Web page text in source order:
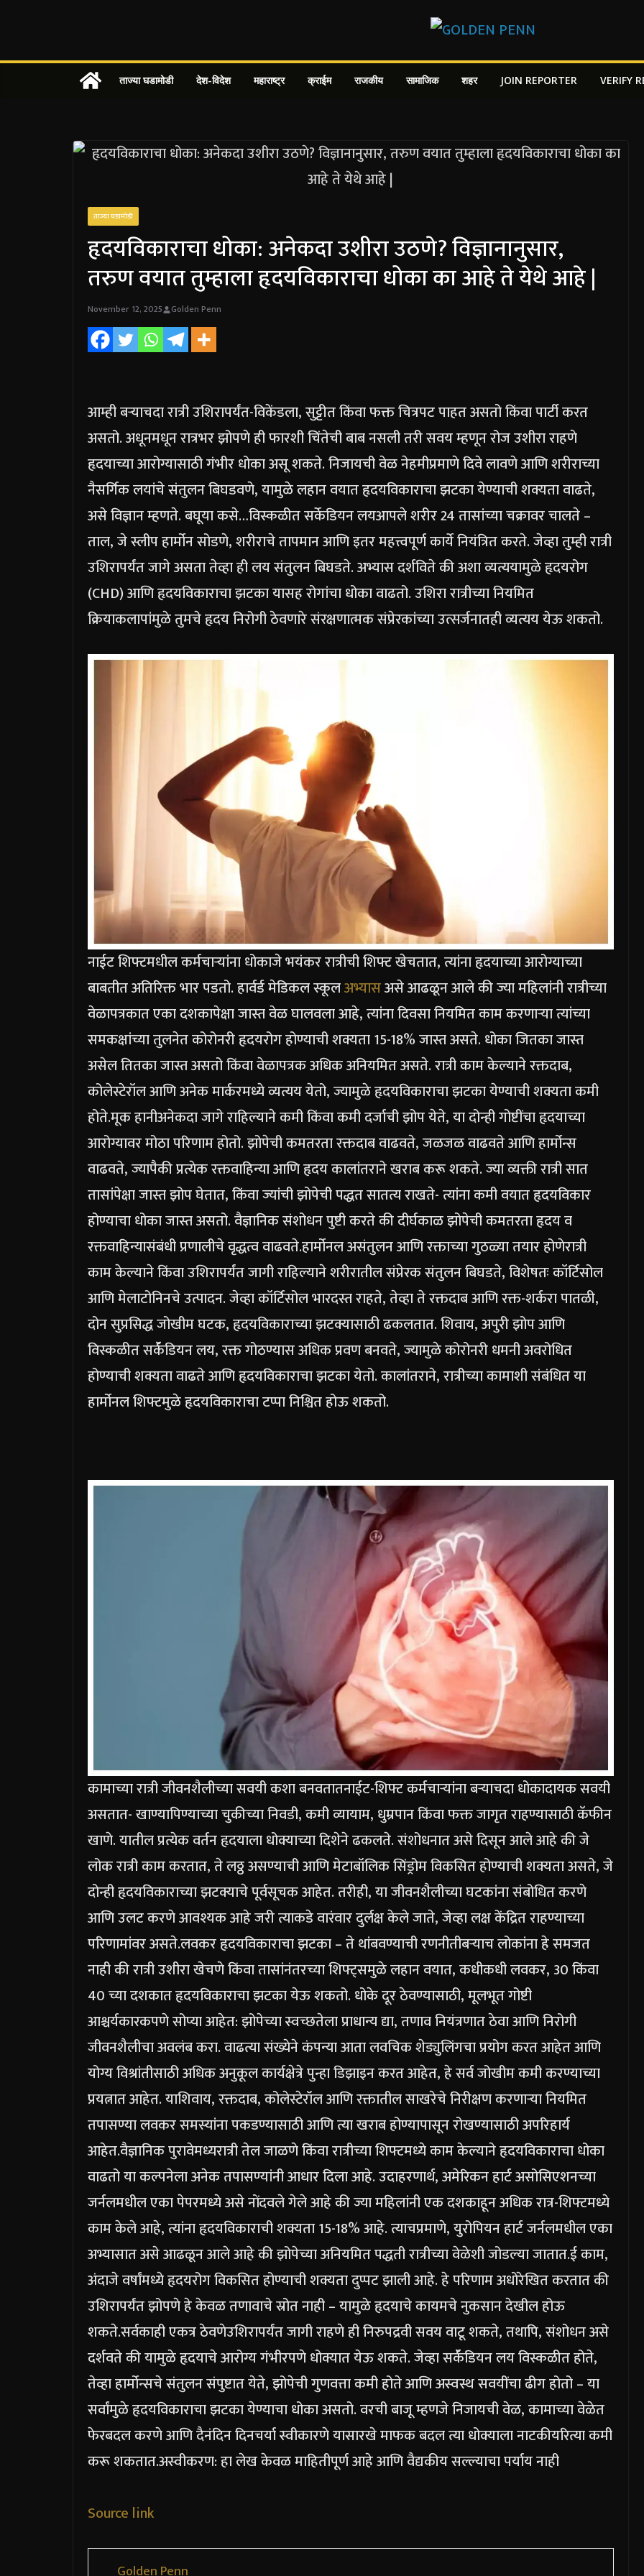
content
ताज्या घडामोडी देश-विदेश महाराष्ट्र क्राईम राजकीय सामाजिक शहर JOIN REPORTER VERIFY
ताज्या घडामोडी
हृदयविकाराचा धोका: अनेकदा उशीरा उठणे? विज्ञानानुसार,
तरुण वयात तुम्हाला हृदयविकाराचा धोका का आहे ते येथे आहे |
November 12, 2025 Golden Penn
आम्ही बऱ्याचदा रात्री उशिरापर्यंत-विकेंडला, सुट्टीत किंवा फक्त चित्रपट पाहत असतो किंवा पार्टी करत
असतो. अधूनमधून रात्रभर झोपणे ही फारशी चिंतेची बाब नसली तरी सवय म्हणून रोज उशीरा राहणे
हृदयाच्या आरोग्यासाठी गंभीर धोका असू शकते.निजायची वेळ नेहमीप्रमाणे दिवे लावणे आणि शरीराच्या
नैसर्गिक लयांचे संतुलन बिघडवणे, यामुळे लहान वयात हृदयविकाराचा झटका येण्याची शक्यता वाढते,
असे विज्ञान म्हणते. बघूया कसे…विस्कळीत सर्केडियन लयआपले शरीर 24 तासांच्या चक्रावर चालते –
ताल, जे स्लीप हार्मोन सोडणे, शरीराचे तापमान आणि इतर महत्त्वपूर्ण कार्ये नियंत्रित करते. जेव्हा तुम्ही रात्री
उशिरापर्यंत जागे असता तेव्हा ही लय संतुलन बिघडते.अभ्यास दर्शविते की अशा व्यत्ययामुळे हृदयरोग
(CHD) आणि हृदयविकाराचा झटका यासह रोगांचा धोका वाढतो. उशिरा रात्रीच्या नियमित
क्रियाकलापांमुळे तुमचे हृदय निरोगी ठेवणारे संरक्षणात्मक संप्रेरकांच्या उत्सर्जनातही व्यत्यय येऊ शकतो.
नाईट शिफ्टमधील कर्मचाऱ्यांना धोकाजे भयंकर रात्रीची शिफ्ट खेचतात, त्यांना हृदयाच्या आरोग्याच्या
बाबतीत अतिरिक्त भार पडतो. हार्वर्ड मेडिकल स्कूलअभ्यासअसे आढळून आले की ज्या महिलांनी रात्रीच्या
वेळापत्रकात एका दशकापेक्षा जास्त वेळ घालवला आहे, त्यांना दिवसा नियमित काम करणाऱ्या त्यांच्या
समकक्षांच्या तुलनेत कोरोनरी हृदयरोग होण्याची शक्यता 15-18% जास्त असते. धोका जितका जास्त
असेल तितका जास्त असतो किंवा वेळापत्रक अधिक अनियमित असते. रात्री काम केल्याने रक्तदाब,
कोलेस्टेरॉल आणि अनेक मार्करमध्ये व्यत्यय येतो, ज्यामुळे हृदयविकाराचा झटका येण्याची शक्यता कमी
होते.मूक हानीअनेकदा जागे राहिल्याने कमी किंवा कमी दर्जाची झोप येते, या दोन्ही गोष्टींचा हृदयाच्या
आरोग्यावर मोठा परिणाम होतो. झोपेची कमतरता रक्तदाब वाढवते, जळजळ वाढवते आणि हार्मोन्स
वाढवते, ज्यापैकी प्रत्येक रक्तवाहिन्या आणि हृदय कालांतराने खराब करू शकते.ज्या व्यक्ती रात्री सात
तासांपेक्षा जास्त झोप घेतात, किंवा ज्यांची झोपेची पद्धत सातत्य राखते- त्यांना कमी वयात हृदयविकार
होण्याचा धोका जास्त असतो.वैज्ञानिक संशोधन पुष्टी करते की दीर्घकाळ झोपेची कमतरता हृदय व
रक्तवाहिन्यासंबंधी प्रणालीचे वृद्धत्व वाढवते.हार्मोनल असंतुलन आणि रक्ताच्या गुठळ्या तयार होणेरात्री
काम केल्याने किंवा उशिरापर्यंत जागी राहिल्याने शरीरातील संप्रेरक संतुलन बिघडते, विशेषतः कॉर्टिसोल
आणि मेलाटोनिनचे उत्पादन.जेव्हा कॉर्टिसोल भारदस्त राहते, तेव्हा ते रक्तदाब आणि रक्त-शर्करा पातळी,
दोन सुप्रसिद्ध जोखीम घटक, हृदयविकाराच्या झटक्यासाठी ढकलतात. शिवाय, अपुरी झोप आणि
विस्कळीत सर्कॅडियन लय, रक्त गोठण्यास अधिक प्रवण बनवते, ज्यामुळे कोरोनरी धमनी अवरोधित
होण्याची शक्यता वाढते आणि हृदयविकाराचा झटका येतो.कालांतराने, रात्रीच्या कामाशी संबंधित या
हार्मोनल शिफ्टमुळे हृदयविकाराचा टप्पा निश्चित होऊ शकतो.
कामाच्या रात्री जीवनशैलीच्या सवयी कशा बनवतातनाईट-शिफ्ट कर्मचाऱ्यांना बऱ्याचदा धोकादायक सवयी
असतात- खाण्यापिण्याच्या चुकीच्या निवडी, कमी व्यायाम, धुम्रपान किंवा फक्त जागृत राहण्यासाठी कॅफीन
खाणे. यातील प्रत्येक वर्तन हृदयाला धोक्याच्या दिशेने ढकलते. संशोधनात असे दिसून आले आहे की जे
लोक रात्री काम करतात, ते लठ्ठ असण्याची आणि मेटाबॉलिक सिंड्रोम विकसित होण्याची शक्यता असते, जे
दोन्ही हृदयविकाराच्या झटक्याचे पूर्वसूचक आहेत. तरीही, या जीवनशैलीच्या घटकांना संबोधित करणे
आणि उलट करणे आवश्यक आहे जरी त्याकडे वारंवार दुर्लक्ष केले जाते, जेव्हा लक्ष केंद्रित राहण्याच्या
परिणामांवर असते.लवकर हृदयविकाराचा झटका – ते थांबवण्याची रणनीतीबऱ्याच लोकांना हे समजत
नाही की रात्री उशीरा खेचणे किंवा तासांनंतरच्या शिफ्ट्समुळे लहान वयात, कधीकधी लवकर, 30 किंवा
40 च्या दशकात हृदयविकाराचा झटका येऊ शकतो. धोके दूर ठेवण्यासाठी, मूलभूत गोष्टी
आश्चर्यकारकपणे सोप्या आहेत: झोपेच्या स्वच्छतेला प्राधान्य द्या, तणाव नियंत्रणात ठेवा आणि निरोगी
जीवनशैलीचा अवलंब करा. वाढत्या संख्येने कंपन्या आता लवचिक शेड्युलिंगचा प्रयोग करत आहेत आणि
योग्य विश्रांतीसाठी अधिक अनुकूल कार्यक्षेत्रे पुन्हा डिझाइन करत आहेत, हे सर्व जोखीम कमी करण्याच्या
प्रयत्नात आहेत.याशिवाय, रक्तदाब, कोलेस्टेरॉल आणि रक्तातील साखरेचे निरीक्षण करणाऱ्या नियमित
तपासण्या लवकर समस्यांना पकडण्यासाठी आणि त्या खराब होण्यापासून रोखण्यासाठी अपरिहार्य
आहेत.वैज्ञानिक पुरावेमध्यरात्री तेल जाळणे किंवा रात्रीच्या शिफ्टमध्ये काम केल्याने हृदयविकाराचा धोका
वाढतो या कल्पनेला अनेक तपासण्यांनी आधार दिला आहे. उदाहरणार्थ, अमेरिकन हार्ट असोसिएशनच्या
जर्नलमधील एका पेपरमध्ये असे नोंदवले गेले आहे की ज्या महिलांनी एक दशकाहून अधिक रात्र-शिफ्टमध्ये
काम केले आहे, त्यांना हृदयविकाराची शक्यता 15-18% आहे. त्याचप्रमाणे, युरोपियन हार्ट जर्नलमधील एका
अभ्यासात असे आढळून आले आहे की झोपेच्या अनियमित पद्धती रात्रीच्या वेळेशी जोडल्या जातात.ई काम,
अंदाजे वर्षांमध्ये हृदयरोग विकसित होण्याची शक्यता दुप्पट झाली आहे.हे परिणाम अधोरेखित करतात की
उशिरापर्यंत झोपणे हे केवळ तणावाचे स्रोत नाही – यामुळे हृदयाचे कायमचे नुकसान देखील होऊ
शकते.सर्वकाही एकत्र ठेवणेउशिरापर्यंत जागी राहणे ही निरुपद्रवी सवय वाटू शकते, तथापि, संशोधन असे
दर्शवते की यामुळे हृदयाचे आरोग्य गंभीरपणे धोक्यात येऊ शकते. जेव्हा सर्कॅडियन लय विस्कळीत होते,
तेव्हा हार्मोन्सचे संतुलन संपुष्टात येते, झोपेची गुणवत्ता कमी होते आणि अस्वस्थ सवयींचा ढीग होतो – या
सर्वांमुळे हृदयविकाराचा झटका येण्याचा धोका असतो. वरची बाजू म्हणजे निजायची वेळ, कामाच्या वेळेत
फेरबदल करणे आणि दैनंदिन दिनचर्या स्वीकारणे यासारखे माफक बदल त्या धोक्याला नाटकीयरित्या कमी
करू शकतात.अस्वीकरण: हा लेख केवळ माहितीपूर्ण आहे आणि वैद्यकीय सल्ल्याचा पर्याय नाही
Source link